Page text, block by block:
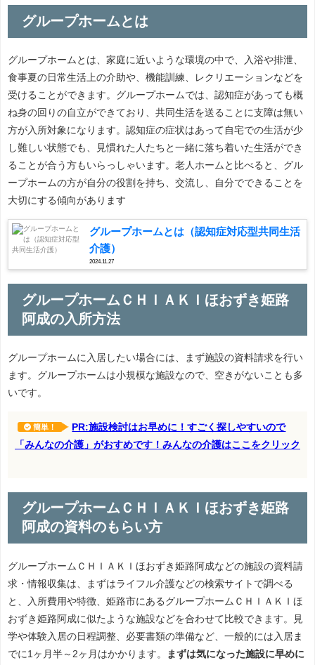
グループホームとは
グループホームとは、家庭に近いような環境の中で、入浴や排泄、
食事夏の日常生活上の介助や、機能訓練、レクリエーションなどを
受けることができます。グループホームでは、認知症があっても概
ね身の回りの自立ができており、共同生活を送ることに支障は無い
方が入所対象になります。認知症の症状はあって自宅での生活が少
し難しい状態でも、見慣れた人たちと一緒に落ち着いた生活ができ
ることが合う方もいらっしゃいます。老人ホームと比べると、グル
ープホームの方が自分の役割を持ち、交流し、自分でできることを
大切にする傾向があります
グループホームとは（認知症対応型共同生活
介護）
2024.11.27
グループホームＣＨＩＡＫＩほおずき姫路
阿成の入所方法
グループホームに入居したい場合には、まず施設の資料請求を行い
ます。グループホームは小規模な施設なので、空きがないことも多
いです。
簡単！
PR:施設検討はお早めに！すごく探しやすいので
「みんなの介護」がおすめです！みんなの介護はここをクリック
グループホームＣＨＩＡＫＩほおずき姫路
阿成の資料のもらい方
グループホームＣＨＩＡＫＩほおずき姫路阿成などの施設の資料請
求・情報収集は、まずはライフル介護などの検索サイトで調べる
と、入所費用や特徴、姫路市にあるグループホームＣＨＩＡＫＩほ
おずき姫路阿成に似たような施設などを合わせて比較できます。見
学や体験入居の日程調整、必要書類の準備など、一般的には入居ま
でに1ヶ月半～2ヶ月はかかります。
まずは気になった施設に早めに